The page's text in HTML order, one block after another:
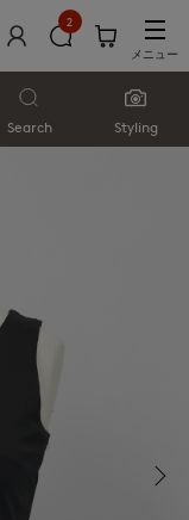
2
メニュー
Search Styling